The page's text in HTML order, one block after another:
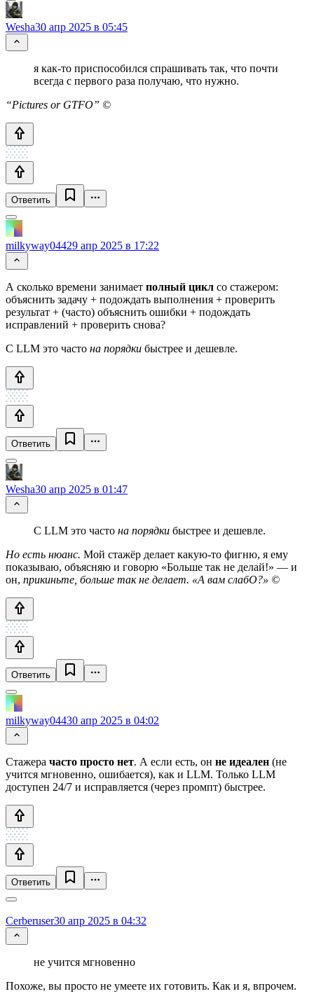
Wesha30 апр 2025 в 05:45
я как‑то приспособился спрашивать так, что почти
всегда с первого раза получаю, что нужно.
“Pictures or GTFO” ©
Ответить
milkyway04429 апр 2025 в 17:22
А сколько времени занимает полный цикл со стажером:
объяснить задачу + подождать выполнения + проверить
результат + (часто) объяснить ошибки + подождать
исправлений + проверить снова?
С LLM это часто на порядки быстрее и дешевле.
Ответить
Wesha30 апр 2025 в 01:47
С LLM это часто на порядки быстрее и дешевле.
Но есть нюанс. Мой стажёр делает какую‑то фигню, я ему
показываю, объясняю и говорю «Больше так не делай!» — и
он, прикиньте, больше так не делает. «А вам слабО?» ©
Ответить
milkyway04430 апр 2025 в 04:02
Стажера часто просто нет. А если есть, он не идеален (не
учится мгновенно, ошибается), как и LLM. Только LLM
доступен 24/7 и исправляется (через промпт) быстрее.
Ответить
Cerberuser30 апр 2025 в 04:32
не учится мгновенно
Похоже, вы просто не умеете их готовить. Как и я, впрочем.